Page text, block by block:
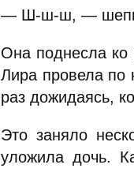
— Ш-ш-ш, —
Она поднесла ко
Лира провела по
раз дожидаясь,
Это заняло
уложила дочь.